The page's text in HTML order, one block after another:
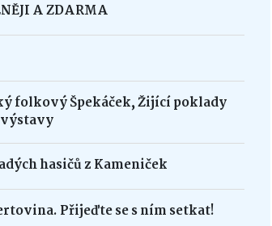
A ZDARMA
folkový Špekáček, Žijící poklady
hasičů z Kameniček
Přijeďte se s ním setkat!